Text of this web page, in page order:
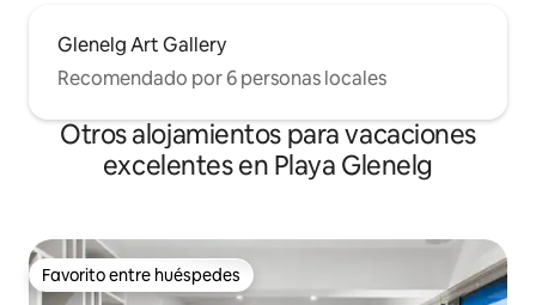
Glenelg Art Gallery
Recomendado por 6 personas locales
Otros alojamientos para vacaciones
excelentes en Playa Glenelg
Favorito entre huéspedes
Favorito entre huéspedes